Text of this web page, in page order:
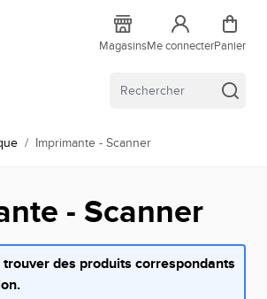
MagasinsMe connecterPanier
/ Imprimante - Scanner
- Scanner
des produits correspondants